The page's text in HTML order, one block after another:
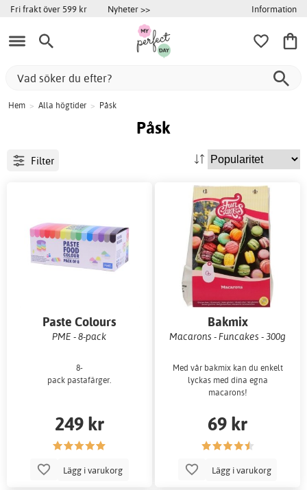
Fri frakt över 599 kr Nyheter >> Information
Hem > Alla högtider > Påsk
Påsk
Filter
Paste Colours
PME - 8-pack
8-
pack pastafärger.
249 kr
Lägg i varukorg
Bakmix
Macarons - Funcakes - 300g
Med vår bakmix kan du enkelt
lyckas med dina egna
macarons!
69 kr
Lägg i varukorg